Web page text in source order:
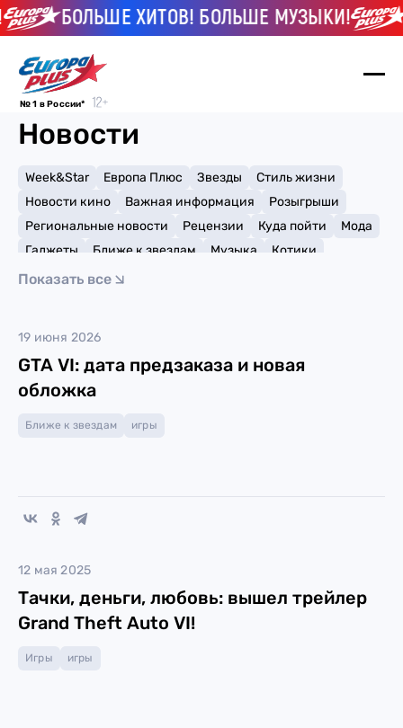
БОЛЬШЕ ХИТОВ! БОЛЬШЕ МУЗЫКИ!
№ 1 в России*
Новости
Week&Star Европа Плюс Звезды
Стиль жизни
Новости кино
Важная информация
Розыгрыши
Региональные новости
Рецензии Куда пойти
Мода
Гаджеты
Ближе к звездам Музыка
Котики
Мемы и тренды
Показать все
19 июня 2026
GTA VI: дата предзаказа и новая
обложка
Ближе к звездам игры
12 мая 2025
Тачки, деньги, любовь: вышел трейлер
Grand Theft Auto VI!
Игры игры